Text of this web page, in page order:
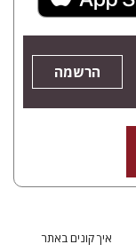
הרשמה
איך קונים באתר